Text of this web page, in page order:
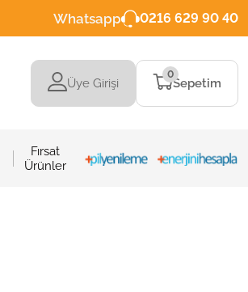
Whatsapp 0216 629 90 40
Üye Girişi Sepetim
0
Fırsat
Ürünler